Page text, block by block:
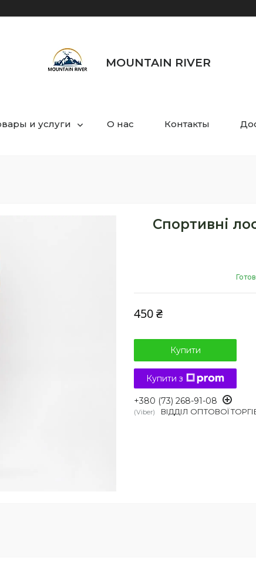
MOUNTAIN RIVER
и услуги О нас Контакты
Спортивні
450 ₴
Купити
Купити з
+380 (73) 268-91-08
Viber ВІДДІЛ ОПТОВОЇ